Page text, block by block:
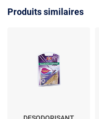
Produits similaires